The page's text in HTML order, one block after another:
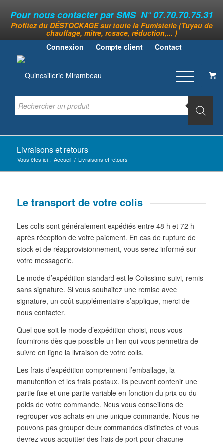
Pour nous contacter par SMS N° 07.70.70.75.31
Profitez du DÉSTOCKAGE sur toute la Fumisterie (Tuyau de
chauffage, mitre, rosace, réduction,... )
Connexion
Compte client Contact
Livraisons et retours
Vous êtes ici : Accueil / Livraisons et retours
Le transport de votre colis
Les colis sont généralement expédiés entre 48 h et 72 h
après réception de votre paiement. En cas de rupture de
stock et de réapprovisionnement, vous serez informé sur
votre messagerie.
Le mode d’expédition standard est le Colissimo suivi, remis
sans signature. Si vous souhaitez une remise avec
signature, un coût supplémentaire s’applique, merci de
nous contacter.
Quel que soit le mode d’expédition choisi, nous vous
fournirons dès que possible un lien qui vous permettra de
suivre en ligne la livraison de votre colis.
Les frais d’expédition comprennent l’emballage, la
manutention et les frais postaux. Ils peuvent contenir une
partie fixe et une partie variable en fonction du prix ou du
poids de votre commande. Nous vous conseillons de
regrouper vos achats en une unique commande. Nous ne
pouvons pas grouper deux commandes distinctes et vous
devrez vous acquitter des frais de port pour chacune